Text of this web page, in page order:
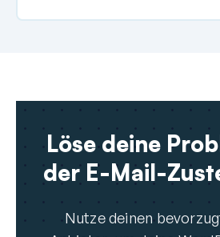
Löse deine
der E-Mail-
Nutze deinen